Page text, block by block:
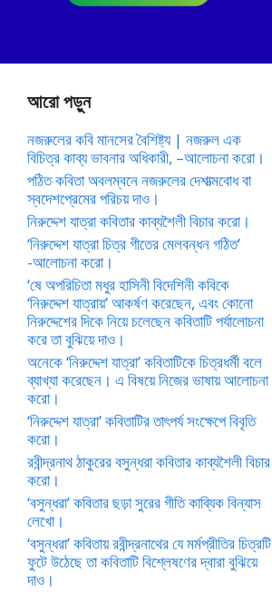
আরো পড়ুন
নজরুলের কবি মানসের বৈশিষ্ট্য | নজরুল এক
বিচিত্র কাব্য ভাবনার অধিকারী, –আলোচনা করো।
পঠিত কবিতা অবলম্বনে নজরুলের দেশাত্মবোধ বা
স্বদেশপ্রেমের পরিচয় দাও।
নিরুদ্দেশ যাত্রা কবিতার কাব্যশৈলী বিচার করো।
‘নিরুদ্দেশ যাত্রা চিত্র গীতের মেলবন্ধন গঠিত’
-আলোচনা করো।
‘ষে অপরিচিতা মধুর হাসিনী বিদেশিনী কবিকে
‘নিরুদ্দেশ যাত্রায়’ আকর্ষণ করেছেন, এবং কোনো
নিরুদ্দেশের দিকে নিয়ে চলেছেন কবিতাটি পর্যালোচনা
করে তা বুঝিয়ে দাও।
অনেকে ‘নিরুদ্দেশ যাত্রা’ কবিতাটিকে চিত্রধর্মী বলে
ব্যাখ্যা করেছেন। এ বিষয়ে নিজের ভাষায় আলোচনা
করো।
‘নিরুদ্দেশ যাত্রা’ কবিতাটির তাৎপর্য সংক্ষেপে বিবৃতি
করো।
রবীন্দ্রনাথ ঠাকুরের বসুন্ধরা কবিতার কাব্যশৈলী বিচার
করো।
‘বসুন্ধরা’ কবিতার ছড়া সুরের গীতি কাব্যিক বিন্যাস
লেখো।
‘বসুন্ধরা’ কবিতায় রবীন্দ্রনাথের যে মর্মপ্রীতির চিত্রটি
ফুটে উঠেছে তা কবিতাটি বিশ্লেষণের দ্বারা বুঝিয়ে
দাও।